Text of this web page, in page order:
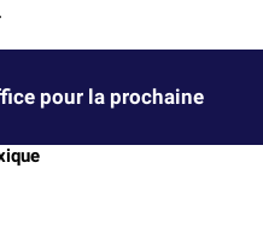
pour la prochaine